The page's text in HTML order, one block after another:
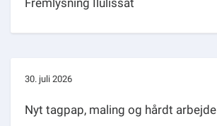
30. juli 2026
Nyt tagpap, maling og hårdt arbejde